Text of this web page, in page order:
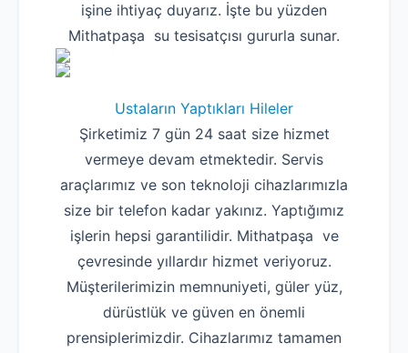
işine ihtiyaç duyarız. İşte bu yüzden
Mithatpaşa su tesisatçısı gururla sunar.
Ustaların Yaptıkları Hileler
Şirketimiz 7 gün 24 saat size hizmet
vermeye devam etmektedir. Servis
araçlarımız ve son teknoloji cihazlarımızla
size bir telefon kadar yakınız. Yaptığımız
işlerin hepsi garantilidir. Mithatpaşa ve
çevresinde yıllardır hizmet veriyoruz.
Müşterilerimizin memnuniyeti, güler yüz,
dürüstlük ve güven en önemli
prensiplerimizdir. Cihazlarımız tamamen